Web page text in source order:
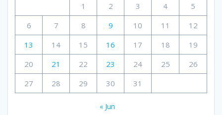
1
2 3 4
5
6
7 8 9 10 11
12
13
14 15 16 17 18
19
20
21 22 23 24 25
26
27
28 29 30 31
« Jun